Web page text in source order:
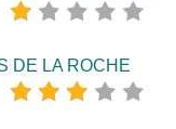
DE LA ROCHE